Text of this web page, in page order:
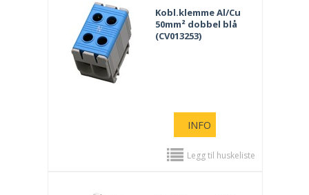
Kobl.klemme Al/Cu
50mm² dobbel blå
(CV013253)
INFO
Legg til huskeliste